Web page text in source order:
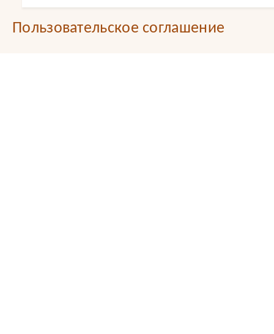
Пользовательское соглашение